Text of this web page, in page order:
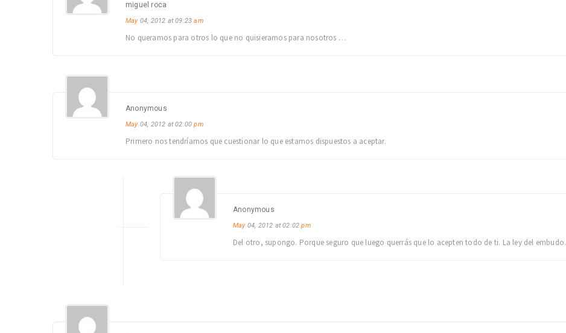
miguel roca
May04, 2012 at 09:23am
No queramos para otros lo que no quisieramos para nosotros …
Anonymous
May04, 2012 at 02:00pm
Primero nos tendríamos que cuestionar lo que estamos dispuestos a aceptar.
Anonymous
May04, 2012 at 02:02pm
Del otro, supongo. Porque seguro que luego querrás que lo acepten todo de ti. La ley del embudo.